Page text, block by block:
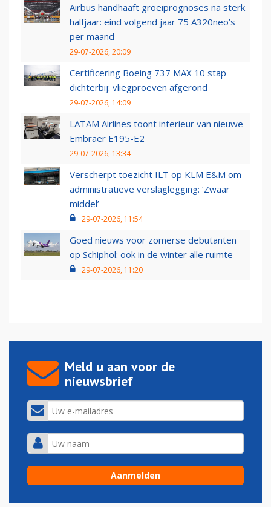
Airbus handhaaft groeiprognoses na sterk
halfjaar: eind volgend jaar 75 A320neo’s
per maand
29-07-2026, 20:09
Certificering Boeing 737 MAX 10 stap
dichterbij: vliegproeven afgerond
29-07-2026, 14:09
LATAM Airlines toont interieur van nieuwe
Embraer E195-E2
29-07-2026, 13:34
Verscherpt toezicht ILT op KLM E&M om
administratieve verslaglegging: ‘Zwaar
middel’
29-07-2026, 11:54
Goed nieuws voor zomerse debutanten
op Schiphol: ook in de winter alle ruimte
29-07-2026, 11:20
Meld u aan voor de
nieuwsbrief